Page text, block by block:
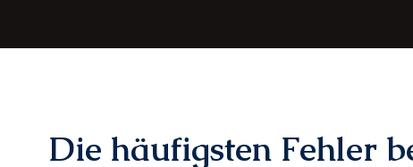
Die häufigsten Fehler